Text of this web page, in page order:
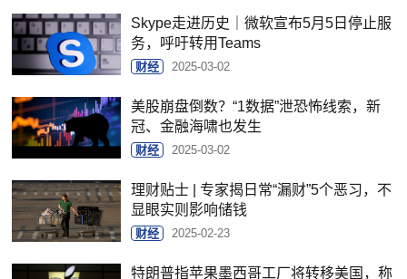
Skype走进历史｜微软宣布5月5日停止服
务，呼吁转用Teams
财经 2025-03-02
美股崩盘倒数？“1数据”泄恐怖线索，新
冠、金融海啸也发生
财经 2025-03-02
理财贴士 | 专家揭日常“漏财”5个恶习，不
显眼实则影响储钱
财经 2025-02-23
特朗普指苹果墨西哥工厂将转移美国，称